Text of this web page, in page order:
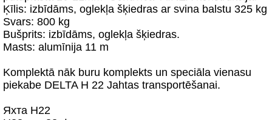
Ķīlis: izbīdāms, oglekļa šķiedras ar svina balstu 325 kg
Svars: 800 kg
Bušprits: izbīdāms, oglekļa šķiedras.
Masts: alumīnija 11 m
Komplektā nāk buru komplekts un speciāla vienasu
piekabe DELTA H 22 Jahtas transportēšanai.
Яхта H22